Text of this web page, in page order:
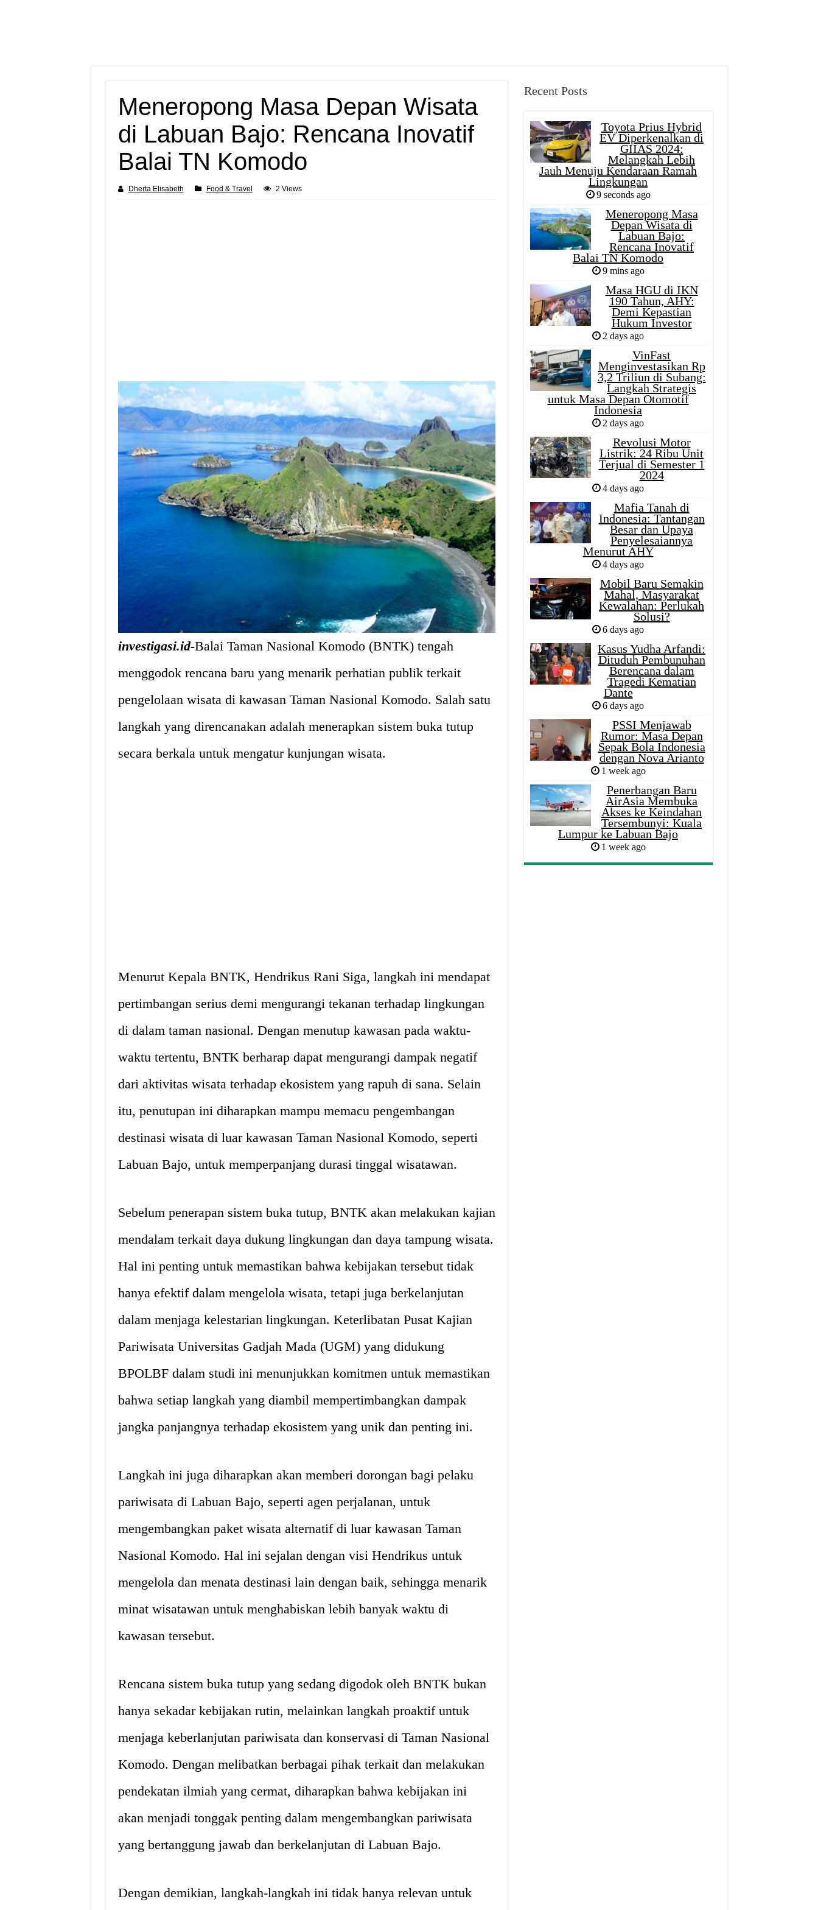
Meneropong Masa Depan Wisata
di Labuan Bajo: Rencana Inovatif
Balai TN Komodo
Dherta Elisabeth Food & Travel 2 Views
investigasi.id-Balai Taman Nasional Komodo (BNTK) tengah
menggodok rencana baru yang menarik perhatian publik terkait
pengelolaan wisata di kawasan Taman Nasional Komodo. Salah satu
langkah yang direncanakan adalah menerapkan sistem buka tutup
secara berkala untuk mengatur kunjungan wisata.
Menurut Kepala BNTK, Hendrikus Rani Siga, langkah ini mendapat
pertimbangan serius demi mengurangi tekanan terhadap lingkungan
di dalam taman nasional. Dengan menutup kawasan pada waktu-
waktu tertentu, BNTK berharap dapat mengurangi dampak negatif
dari aktivitas wisata terhadap ekosistem yang rapuh di sana. Selain
itu, penutupan ini diharapkan mampu memacu pengembangan
destinasi wisata di luar kawasan Taman Nasional Komodo, seperti
Labuan Bajo, untuk memperpanjang durasi tinggal wisatawan.
Sebelum penerapan sistem buka tutup, BNTK akan melakukan kajian
mendalam terkait daya dukung lingkungan dan daya tampung wisata.
Hal ini penting untuk memastikan bahwa kebijakan tersebut tidak
hanya efektif dalam mengelola wisata, tetapi juga berkelanjutan
dalam menjaga kelestarian lingkungan. Keterlibatan Pusat Kajian
Pariwisata Universitas Gadjah Mada (UGM) yang didukung
BPOLBF dalam studi ini menunjukkan komitmen untuk memastikan
bahwa setiap langkah yang diambil mempertimbangkan dampak
jangka panjangnya terhadap ekosistem yang unik dan penting ini.
Langkah ini juga diharapkan akan memberi dorongan bagi pelaku
pariwisata di Labuan Bajo, seperti agen perjalanan, untuk
mengembangkan paket wisata alternatif di luar kawasan Taman
Nasional Komodo. Hal ini sejalan dengan visi Hendrikus untuk
mengelola dan menata destinasi lain dengan baik, sehingga menarik
minat wisatawan untuk menghabiskan lebih banyak waktu di
kawasan tersebut.
Rencana sistem buka tutup yang sedang digodok oleh BNTK bukan
hanya sekadar kebijakan rutin, melainkan langkah proaktif untuk
menjaga keberlanjutan pariwisata dan konservasi di Taman Nasional
Komodo. Dengan melibatkan berbagai pihak terkait dan melakukan
pendekatan ilmiah yang cermat, diharapkan bahwa kebijakan ini
akan menjadi tonggak penting dalam mengembangkan pariwisata
yang bertanggung jawab dan berkelanjutan di Labuan Bajo.
Dengan demikian, langkah-langkah ini tidak hanya relevan untuk
Recent Posts
Toyota Prius Hybrid
EV Diperkenalkan di
GIIAS 2024:
Melangkah Lebih
Jauh Menuju Kendaraan Ramah
Lingkungan
9 seconds ago
Meneropong Masa
Depan Wisata di
Labuan Bajo:
Rencana Inovatif
Balai TN Komodo
9 mins ago
Masa HGU di IKN
190 Tahun, AHY:
Demi Kepastian
Hukum Investor
2 days ago
VinFast
Menginvestasikan Rp
3,2 Triliun di Subang:
Langkah Strategis
untuk Masa Depan Otomotif
Indonesia
2 days ago
Revolusi Motor
Listrik: 24 Ribu Unit
Terjual di Semester 1
2024
4 days ago
Mafia Tanah di
Indonesia: Tantangan
Besar dan Upaya
Penyelesaiannya
Menurut AHY
4 days ago
Mobil Baru Semakin
Mahal, Masyarakat
Kewalahan: Perlukah
Solusi?
6 days ago
Kasus Yudha Arfandi:
Dituduh Pembunuhan
Berencana dalam
Tragedi Kematian
Dante
6 days ago
PSSI Menjawab
Rumor: Masa Depan
Sepak Bola Indonesia
dengan Nova Arianto
1 week ago
Penerbangan Baru
AirAsia Membuka
Akses ke Keindahan
Tersembunyi: Kuala
Lumpur ke Labuan Bajo
1 week ago